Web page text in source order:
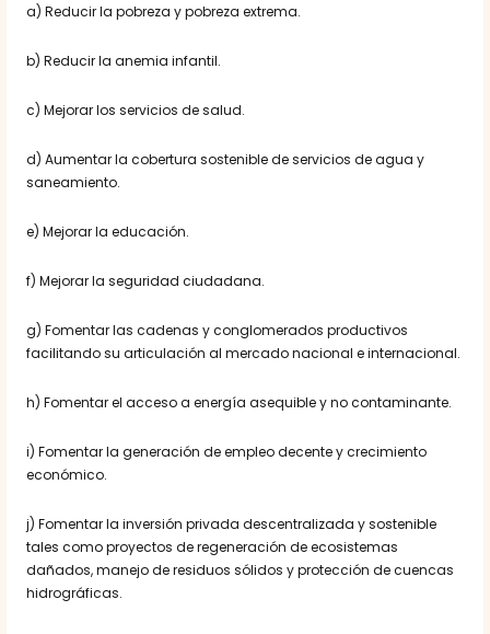
a) Reducir la pobreza y pobreza extrema.
b) Reducir la anemia infantil.
c) Mejorar los servicios de salud.
d) Aumentar la cobertura sostenible de servicios de agua y
saneamiento.
e) Mejorar la educación.
f) Mejorar la seguridad ciudadana.
g) Fomentar las cadenas y conglomerados productivos
facilitando su articulación al mercado nacional e internacional.
h) Fomentar el acceso a energía asequible y no contaminante.
i) Fomentar la generación de empleo decente y crecimiento
económico.
j) Fomentar la inversión privada descentralizada y sostenible
tales como proyectos de regeneración de ecosistemas
dañados, manejo de residuos sólidos y protección de cuencas
hidrográficas.